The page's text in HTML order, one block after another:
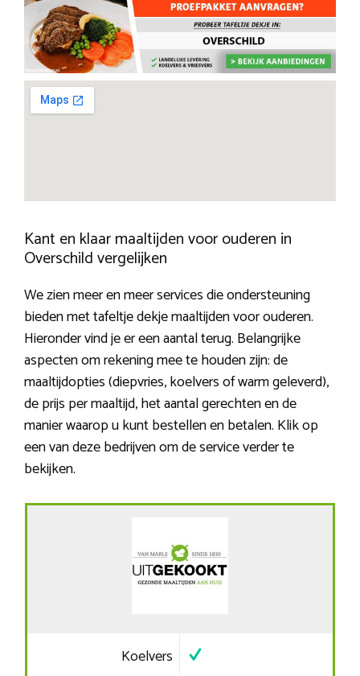
Kant en klaar maaltijden voor ouderen in
Overschild vergelijken
We zien meer en meer services die ondersteuning
bieden met tafeltje dekje maaltijden voor ouderen.
Hieronder vind je er een aantal terug. Belangrijke
aspecten om rekening mee te houden zijn: de
maaltijdopties (diepvries, koelvers of warm geleverd),
de prijs per maaltijd, het aantal gerechten en de
manier waarop u kunt bestellen en betalen. Klik op
een van deze bedrijven om de service verder te
bekijken.
Koelvers